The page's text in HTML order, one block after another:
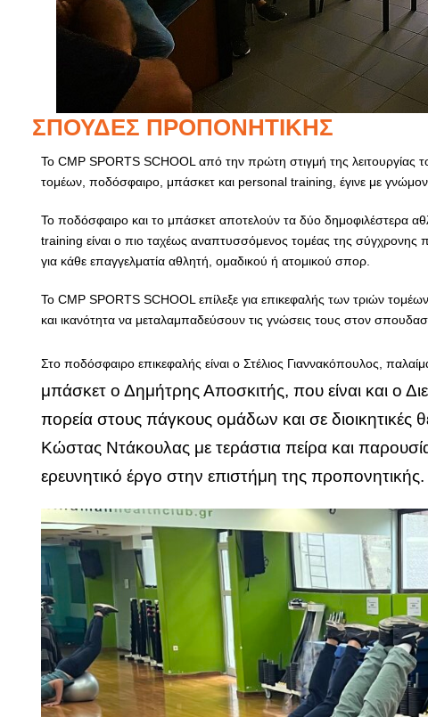
ΣΠΟΥΔΈΣ ΠΡΟΠΟΝΗΤΙΚΉΣ
Το CMP SPORTS SCHOOL από την πρώτη στιγμή της λειτουργίας
τομέων, ποδόσφαιρο, μπάσκετ και personal training, έγινε με
Το ποδόσφαιρο και το μπάσκετ αποτελούν τα δύο δημοφιλέστερα
training είναι ο πιο ταχέως αναπτυσσόμενος τομέας της σύγχρονης
για κάθε επαγγελματία αθλητή, ομαδικού ή ατομικού σπορ.
Το CMP SPORTS SCHOOL επίλεξε για επικεφαλής των τριών
και ικανότητα να μεταλαμπαδεύσουν τις γνώσεις τους στον
Στο ποδόσφαιρο επικεφαλής είναι ο Στέλιος Γιαννακόπουλος,
μπάσκετ ο Δημήτρης Αποσκιτής, που είναι και ο
πορεία στους πάγκους ομάδων και σε
Κώστας Ντάκουλας με τεράστια πείρα και
ερευνητικό έργο στην επιστήμη της προπονητικής.